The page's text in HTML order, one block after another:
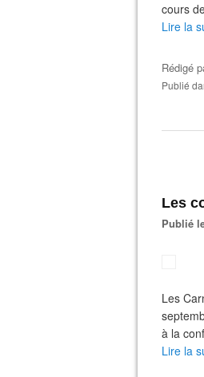
cours
Lire la
Rédigé
Publié
Les
Publié
Les
à la
Lire la